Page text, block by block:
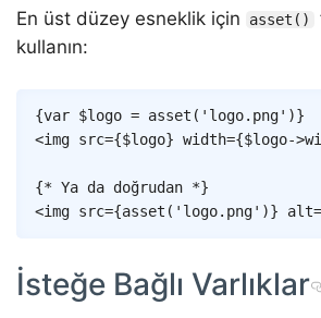
En üst düzey esneklik için asset()
kullanın:
{var $logo = asset ( 'logo.png' )}
<img src={$logo} width={$logo->
{* Ya da doğrudan *}
<img src={asset ( 'logo.png' )} alt=
İsteğe Bağlı Varlıklar